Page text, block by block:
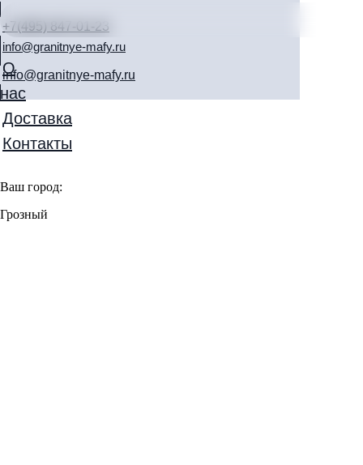
info@granitnye-mafy.ru
О
нас
Доставка
Контакты
Ваш город:
Грозный
+7(495) 847-01-23
info@granitnye-mafy.ru